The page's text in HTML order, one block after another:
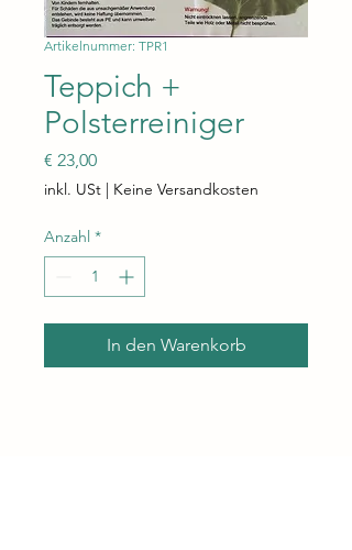
Artikelnummer: TPR1
Teppich +
Polsterreiniger
€ 23,00Preis
inkl. USt | Keine Versandkosten
Anzahl *
In den Warenkorb